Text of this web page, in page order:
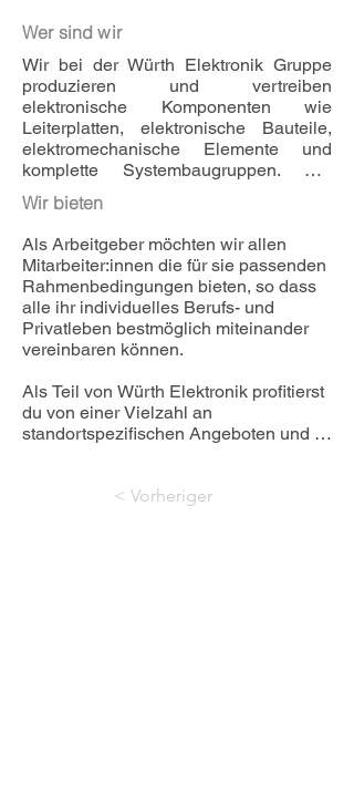
Wer sind wir
Wir bei der Würth Elektronik Gruppe
produzieren und vertreiben
elektronische Komponenten wie
Leiterplatten, elektronische Bauteile,
elektromechanische Elemente und
komplette Systembaugruppen. Die
Gruppe ist mit drei Geschäftsbereichen
auf verschiedenen Märkten
international aktiv und das mit rund
7.900 Mitarbeitenden, viel Teamgeist
und ebenso viel Leidenschaft. Damit
zählt Würth Elektronik zu den
erfolgreichsten Gesellschaften der
Würth-Gruppe.
Wir bieten
Als Arbeitgeber möchten wir allen
Mitarbeiter:innen die für sie passenden
Rahmenbedingungen bieten, so dass
alle ihr individuelles Berufs- und
Privatleben bestmöglich miteinander
vereinbaren können.
Als Teil von Würth Elektronik profitierst
du von einer Vielzahl an
standortspezifischen Angeboten und
in der Standortvorstellung. Alternativ
< Vorheriger